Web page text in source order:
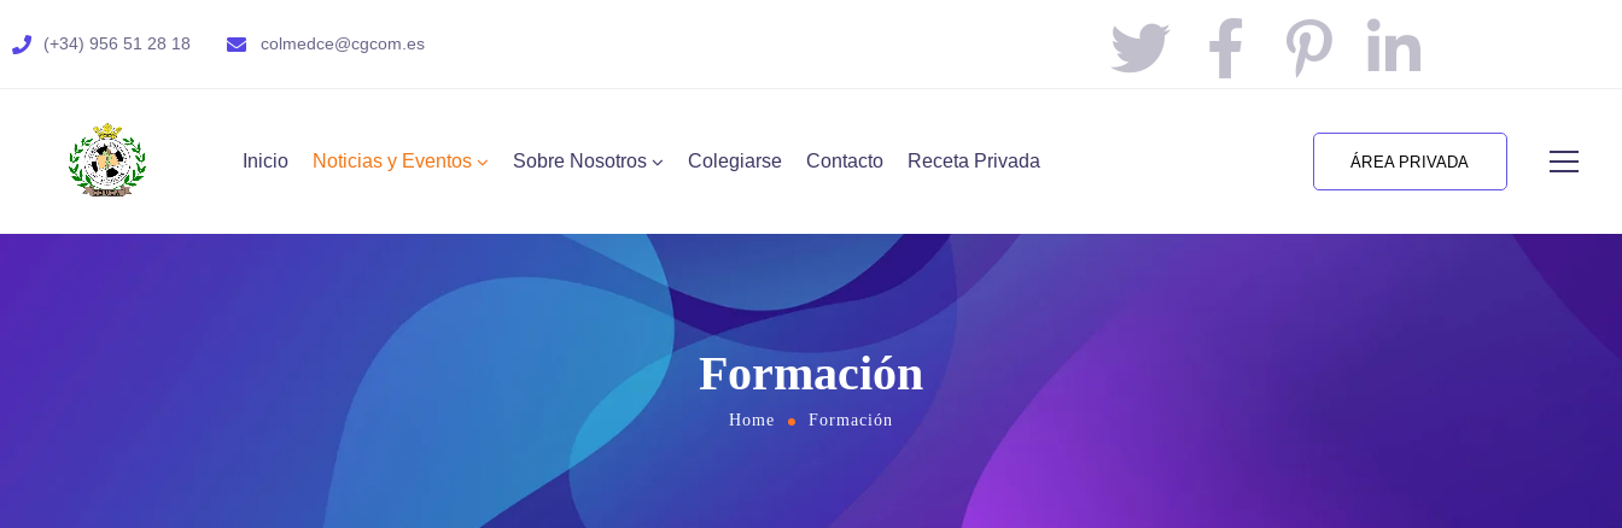
(+34) 956 51 28 18 colmedce@cgcom.es
Inicio Noticias y Eventos Sobre Nosotros Colegiarse Contacto Receta Privada ÁREA PRIVADA
Formación
Home Formación